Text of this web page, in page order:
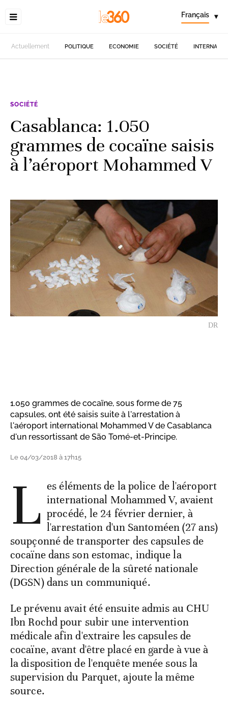
Français ▾
Actuellement POLITIQUE ECONOMIE SOCIÉTÉ
SOCIÉTÉ
Casablanca: 1.050
grammes de cocaïne saisis
à l’aéroport Mohammed V
DR
1.050 grammes de cocaïne, sous forme de 75
capsules, ont été saisis suite à l'arrestation à
l'aéroport international Mohammed V de Casablanca
d'un ressortissant de São Tomé-et-Principe.
Le 04/03/2018 à 17h15
L es éléments de la police de l'aéroport
international Mohammed V, avaient
procédé, le 24 février dernier, à
l'arrestation d'un Santoméen (27 ans)
soupçonné de transporter des capsules de
cocaïne dans son estomac, indique la
Direction générale de la sûreté nationale
(DGSN) dans un communiqué.
Le prévenu avait été ensuite admis au CHU
Ibn Rochd pour subir une intervention
médicale afin d'extraire les capsules de
cocaïne, avant d'être placé en garde à vue à
la disposition de l'enquête menée sous la
supervision du Parquet, ajoute la même
source.